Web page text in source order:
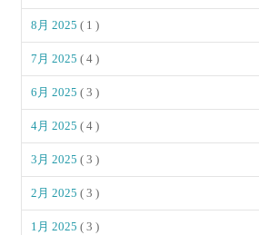
8月 2025( 1 )
7月 2025( 4 )
6月 2025( 3 )
4月 2025( 4 )
3月 2025( 3 )
2月 2025( 3 )
1月 2025( 3 )